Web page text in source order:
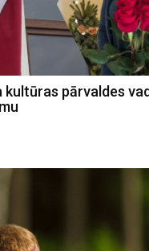
kultūras pārvaldes